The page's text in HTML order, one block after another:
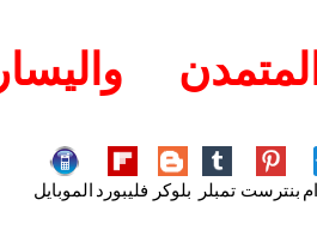
واليسار
بنترست تمبلر بلوكر فليبورد الموبايل